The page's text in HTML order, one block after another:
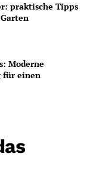
praktische Tipps
Moderne
für einen